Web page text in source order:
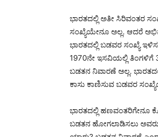
ಭಾರತದಲ್ಲಿ ಅತೀ ಸಿರಿವಂತರ
ಸಂಖ್ಯೆಯೇನೂ ಅಲ್ಲ. ಆದರೆ
ಭಾರತದಲ್ಲಿ ಬಡವರ ಸಂಖ್ಯೆ
1970ನೇ ಇಸವಿಯಲ್ಲಿ ತಿಂಗಳಿಗೆ
ಬಡತನ ನಿವಾರಣೆ ಅಲ್ಲ.
ಕಾಸು ಕಾಣಿಸುವ ಬಡವರ
ಭಾರತದಲ್ಲಿ ಹಣವಂತರಿಗೇನೂ
ಬಡತನ ಹೋಗಲಾಡಿಸಲು ಅವರು